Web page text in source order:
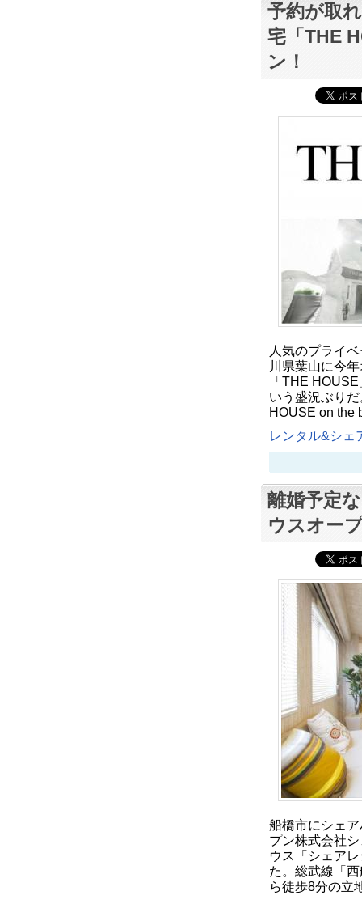
予約が取
宅「THE
ン！
人気のプライ
川県葉山に今
「THE
いう盛況ぶり
HOUSE on the
レンタル&シェ
離婚予定
ウスオー
船橋市にシェ
プン株式会社
ウス「シェア
た。総武線「
ら徒歩8分の立